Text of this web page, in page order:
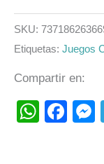
SKU:
Etiquetas: Juegos
Compartir en: